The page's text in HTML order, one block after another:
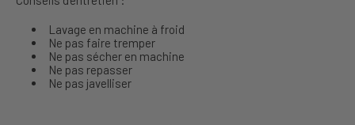
Lavage en machine à froid
Ne pas faire tremper
Ne pas sécher en machine
Ne pas repasser
Ne pas javelliser